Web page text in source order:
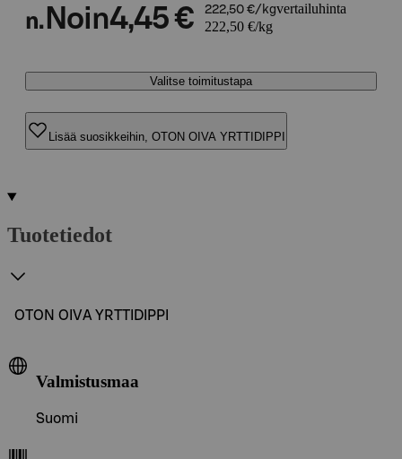
n. Noin4,45 € 222,50 €/kgvertailuhinta
222,50 €/kg
Valitse toimitustapa
Lisää suosikkeihin, OTON OIVA YRTTIDIPPI
Tuotetiedot
OTON OIVA YRTTIDIPPI
Valmistusmaa
Suomi